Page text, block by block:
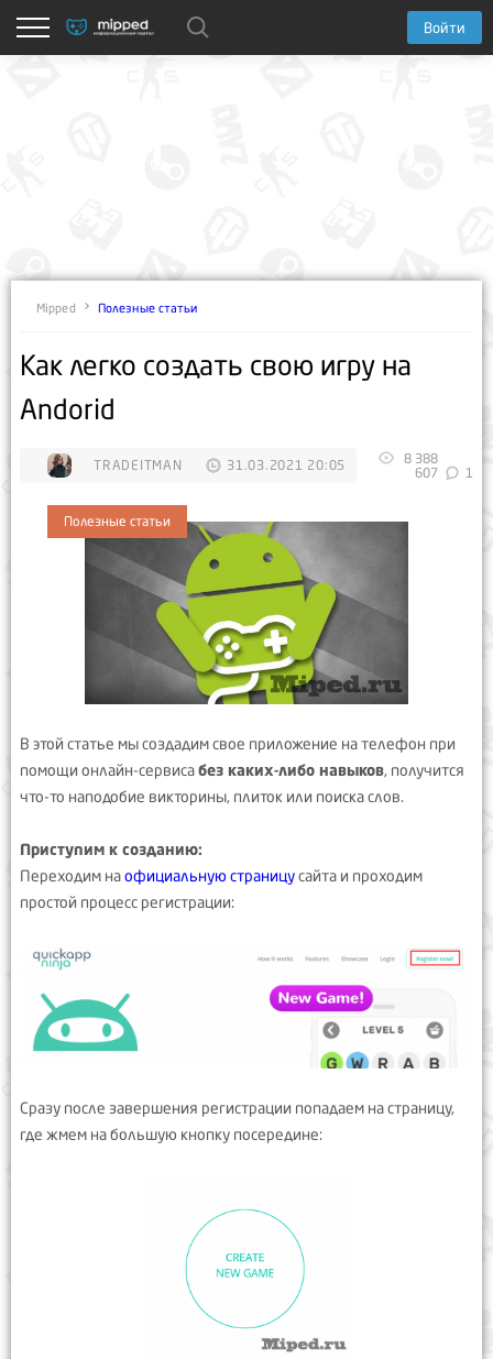
Войти
Mipped Полезные статьи
Как легко создать свою игру на
Andorid
TRADEITMAN 31.03.2021 20:05
8 388
607
1
Полезные статьи
В этой статье мы создадим свое приложение на телефон при
помощи онлайн-сервисабез каких-либо навыков, получится
что-то наподобие викторины, плиток или поиска слов.
Приступим к созданию:
Переходим наофициальную страницусайта и проходим
простой процесс регистрации:
Сразу после завершения регистрации попадаем на страницу,
где жмем на большую кнопку посередине: